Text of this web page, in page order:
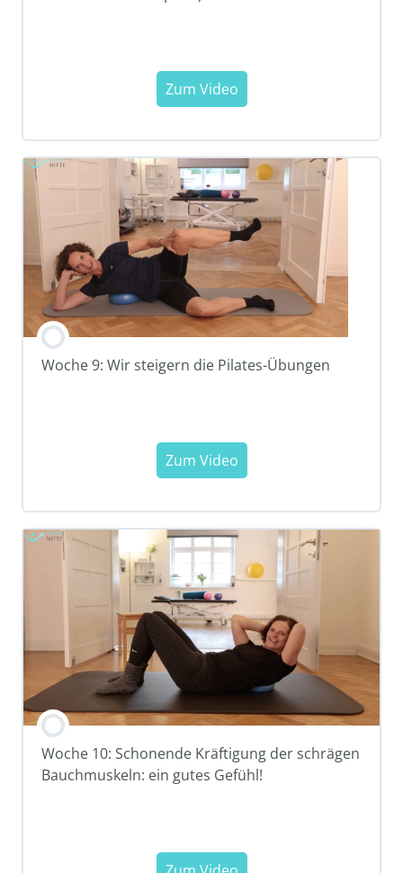
Woche 9: Wir steigern die Pilates-Übungen
Woche 10: Schonende Kräftigung der schrägen
Bauchmuskeln: ein gutes Gefühl!